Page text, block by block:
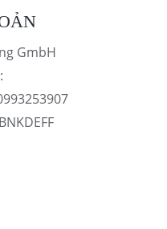
GmbH